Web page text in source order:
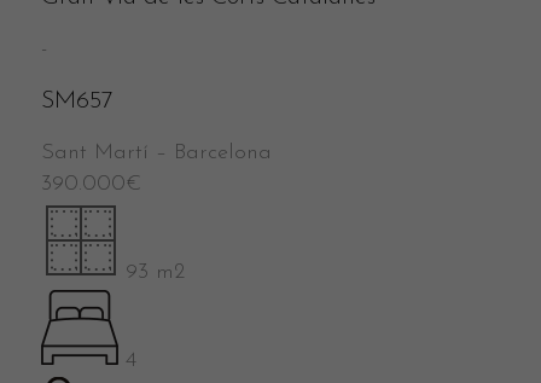
-
SM657
Sant Martí – Barcelona
390.000€
93 m2
4